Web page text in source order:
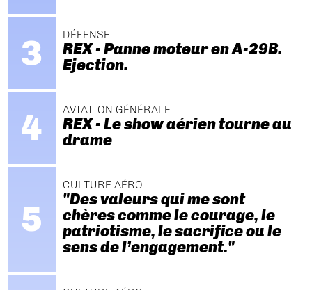
DÉFENSE
REX - Panne moteur en A-29B.
Ejection.
AVIATION GÉNÉRALE
REX - Le show aérien tourne au
drame
CULTURE AÉRO
"Des valeurs qui me sont
chères comme le courage, le
patriotisme, le sacrifice ou le
sens de l’engagement."